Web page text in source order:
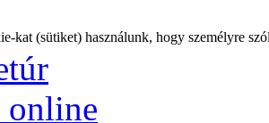
kat (sütiket) használunk, hogy személyre